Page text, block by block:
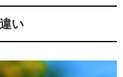
い